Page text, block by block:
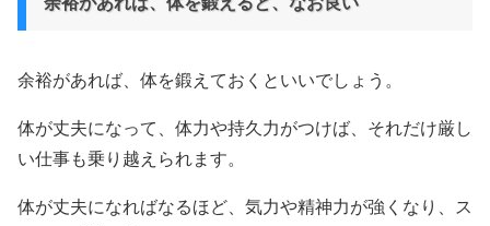
余裕があれば、体を鍛えておくといいでしょう。
体が丈夫になって、体力や持久力がつけば、それだけ厳し
い仕事も乗り越えられます。
体が丈夫になればなるほど、気力や精神力が強くなり、ス